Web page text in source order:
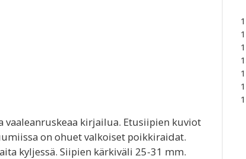
vaaleanruskeaa kirjailua. Etusiipien kuviot
on ohuet valkoiset poikkiraidat.
kyljessä. Siipien kärkiväli 25-31 mm.